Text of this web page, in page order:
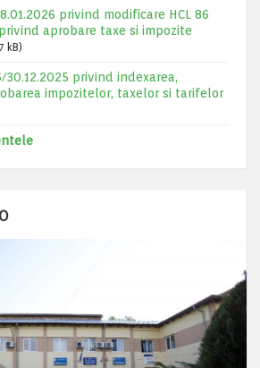
privind modificare HCL 86
aprobare taxe si impozite
kB)
30.12.2025 privind indexarea,
impozitelor, taxelor si tarifelor